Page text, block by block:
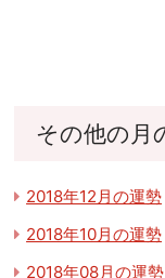
その他の月
2018年12月の運勢
2018年10月の運勢
2018年08月の運勢